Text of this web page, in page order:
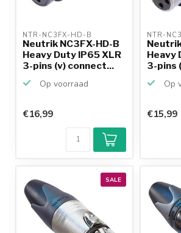
NTR-NC3FX-HD-B
Neutrik NC3FX-HD-B
Heavy Duty IP65 XLR
3-pins (v) connect...
Op voorraad
€16,99
NTR-
Heavy
3-pins
Op
€15,99
SALE